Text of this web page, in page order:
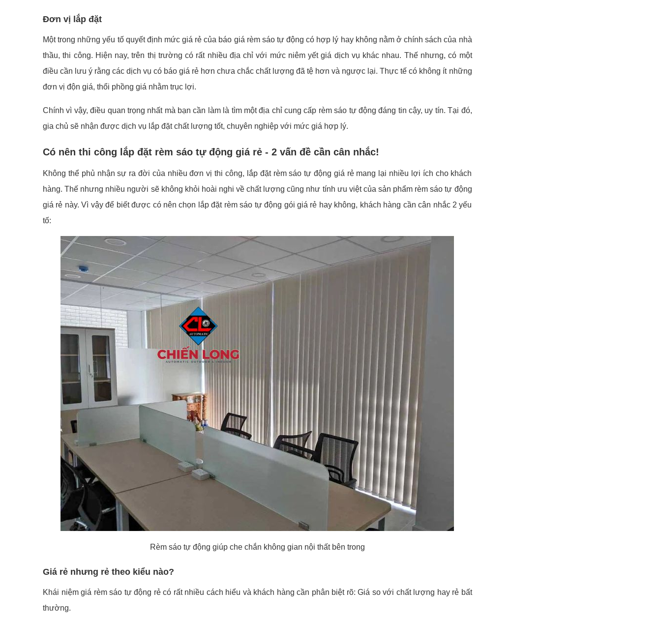
Đơn vị lắp đặt
Một trong những yếu tố quyết định mức giá rẻ của báo giá rèm sáo tự động có hợp lý hay không nằm ở chính sách của nhà
thầu, thi công. Hiện nay, trên thị trường có rất nhiều địa chỉ với mức niêm yết giá dịch vụ khác nhau. Thế nhưng, có một
điều cần lưu ý rằng các dịch vụ có báo giá rẻ hơn chưa chắc chất lượng đã tệ hơn và ngược lại. Thực tế có không ít những
đơn vị độn giá, thổi phồng giá nhằm trục lợi.
Chính vì vậy, điều quan trọng nhất mà bạn cần làm là tìm một địa chỉ cung cấp rèm sáo tự động đáng tin cậy, uy tín. Tại đó,
gia chủ sẽ nhận được dịch vụ lắp đặt chất lượng tốt, chuyên nghiệp với mức giá hợp lý.
Có nên thi công lắp đặt rèm sáo tự động giá rẻ - 2 vấn đề cần cân nhắc!
Không thể phủ nhận sự ra đời của nhiều đơn vị thi công, lắp đặt rèm sáo tự động giá rẻ mang lại nhiều lợi ích cho khách
hàng. Thế nhưng nhiều người sẽ không khỏi hoài nghi về chất lượng cũng như tính ưu việt của sản phẩm rèm sáo tự động
giá rẻ này. Vì vậy để biết được có nên chọn lắp đặt rèm sáo tự động gói giá rẻ hay không, khách hàng cần cân nhắc 2 yếu
tố:
Rèm sáo tự động giúp che chắn không gian nội thất bên trong
Giá rẻ nhưng rẻ theo kiểu nào?
Khái niệm giá rèm sáo tự động rẻ có rất nhiều cách hiểu và khách hàng cần phân biệt rõ: Giá so với chất lượng hay rẻ bất
thường.